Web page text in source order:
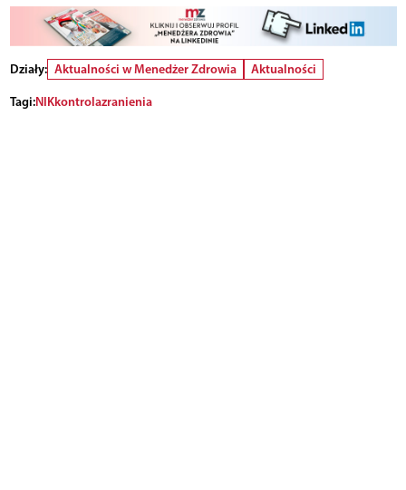
Działy: Aktualności w Menedżer Zdrowia
Aktualności
Tagi:NIKkontrolazranienia